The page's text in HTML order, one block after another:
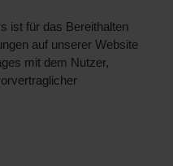
ist für das Bereithalten
auf unserer Website
mit dem Nutzer,